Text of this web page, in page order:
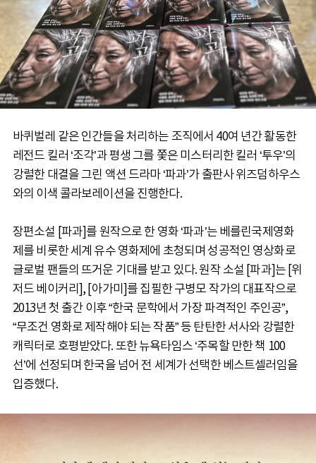
바퀴벌레 같은 인간들을 처리하는 조직에서 40여 년간 활동한
레전드 킬러 ‘조각’과 평생 그를 쫓은 미스터리한 킬러 ‘투우’의
강렬한 대결을 그린 액션 드라마 ‘파과’가 출판사 위즈덤하우스
와의 이색 콜라보레이션을 진행한다.
장편소설 [파과]를 원작으로 한 영화 ‘파과’는 베를린국제영화
제를 비롯한 세계 유수 영화제에 초청되며 성공적인 영상화로
글로벌 팬들의 뜨거운 기대를 받고 있다. 원작 소설 [파과]는 [위
저드 베이커리], [아가미]를 집필한 구병모 작가의 대표작으로
2013년 첫 출간 이후 “한국 문학에서 가장 파격적인 주인공”,
“무조건 영화로 제작해야 되는 작품” 등 탄탄한 서사와 강렬한
캐릭터로 호평받았다. 또한 뉴욕타임스 ‘주목할 만한 책 100
선’에 선정되며 한국을 넘어 전 세계가 선택한 베스트셀러임을
입증했다.